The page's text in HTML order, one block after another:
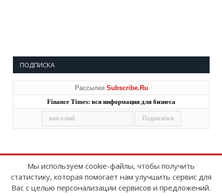
ПОДПИСКА
Рассылки Subscribe.Ru
Finance Times: вся информация для бизнеса
Copyright © 2008-2026FinanceTimes
Зарегистрировано в Роскомнадзоре
Мы используем cookie-файлы, чтобы получить
статистику, которая помогает нам улучшить сервис для
Вас с целью персонализации сервисов и предложений.